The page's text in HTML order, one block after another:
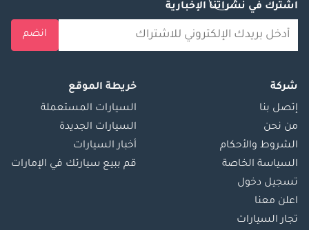
اشترك في نشراتنا الإخبارية
انضم
شركة
إتصل بنا
من نحن
الشروط والأحكام
السياسة الخاصة
تسجيل دخول
اعلن معنا
تجار السيارات
خريطة الموقع
السيارات المستعملة
السيارات الجديدة
أخبار السيارات
قم ببيع سيارتك في الإمارات